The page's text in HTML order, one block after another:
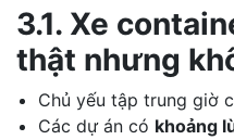
3.1. Xe
thật nhưng
Chủ yếu tập trung giờ
Các dự án có khoảng